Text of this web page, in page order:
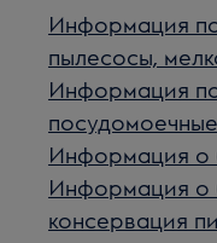
Информация
пылесосы,
Информация
Информация о
Информация о
консервация